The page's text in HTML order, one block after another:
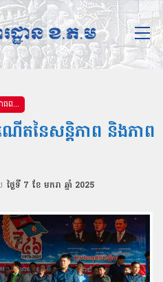
អគ្គបញ្ជាការដ្ឋាននៃកងយោធពលខេមរភូមិន្ទ
ើតនៃសន្ដិភាព និងភាព
ថ្ងៃទី 7 ខែ មករា ឆ្នាំ 2025